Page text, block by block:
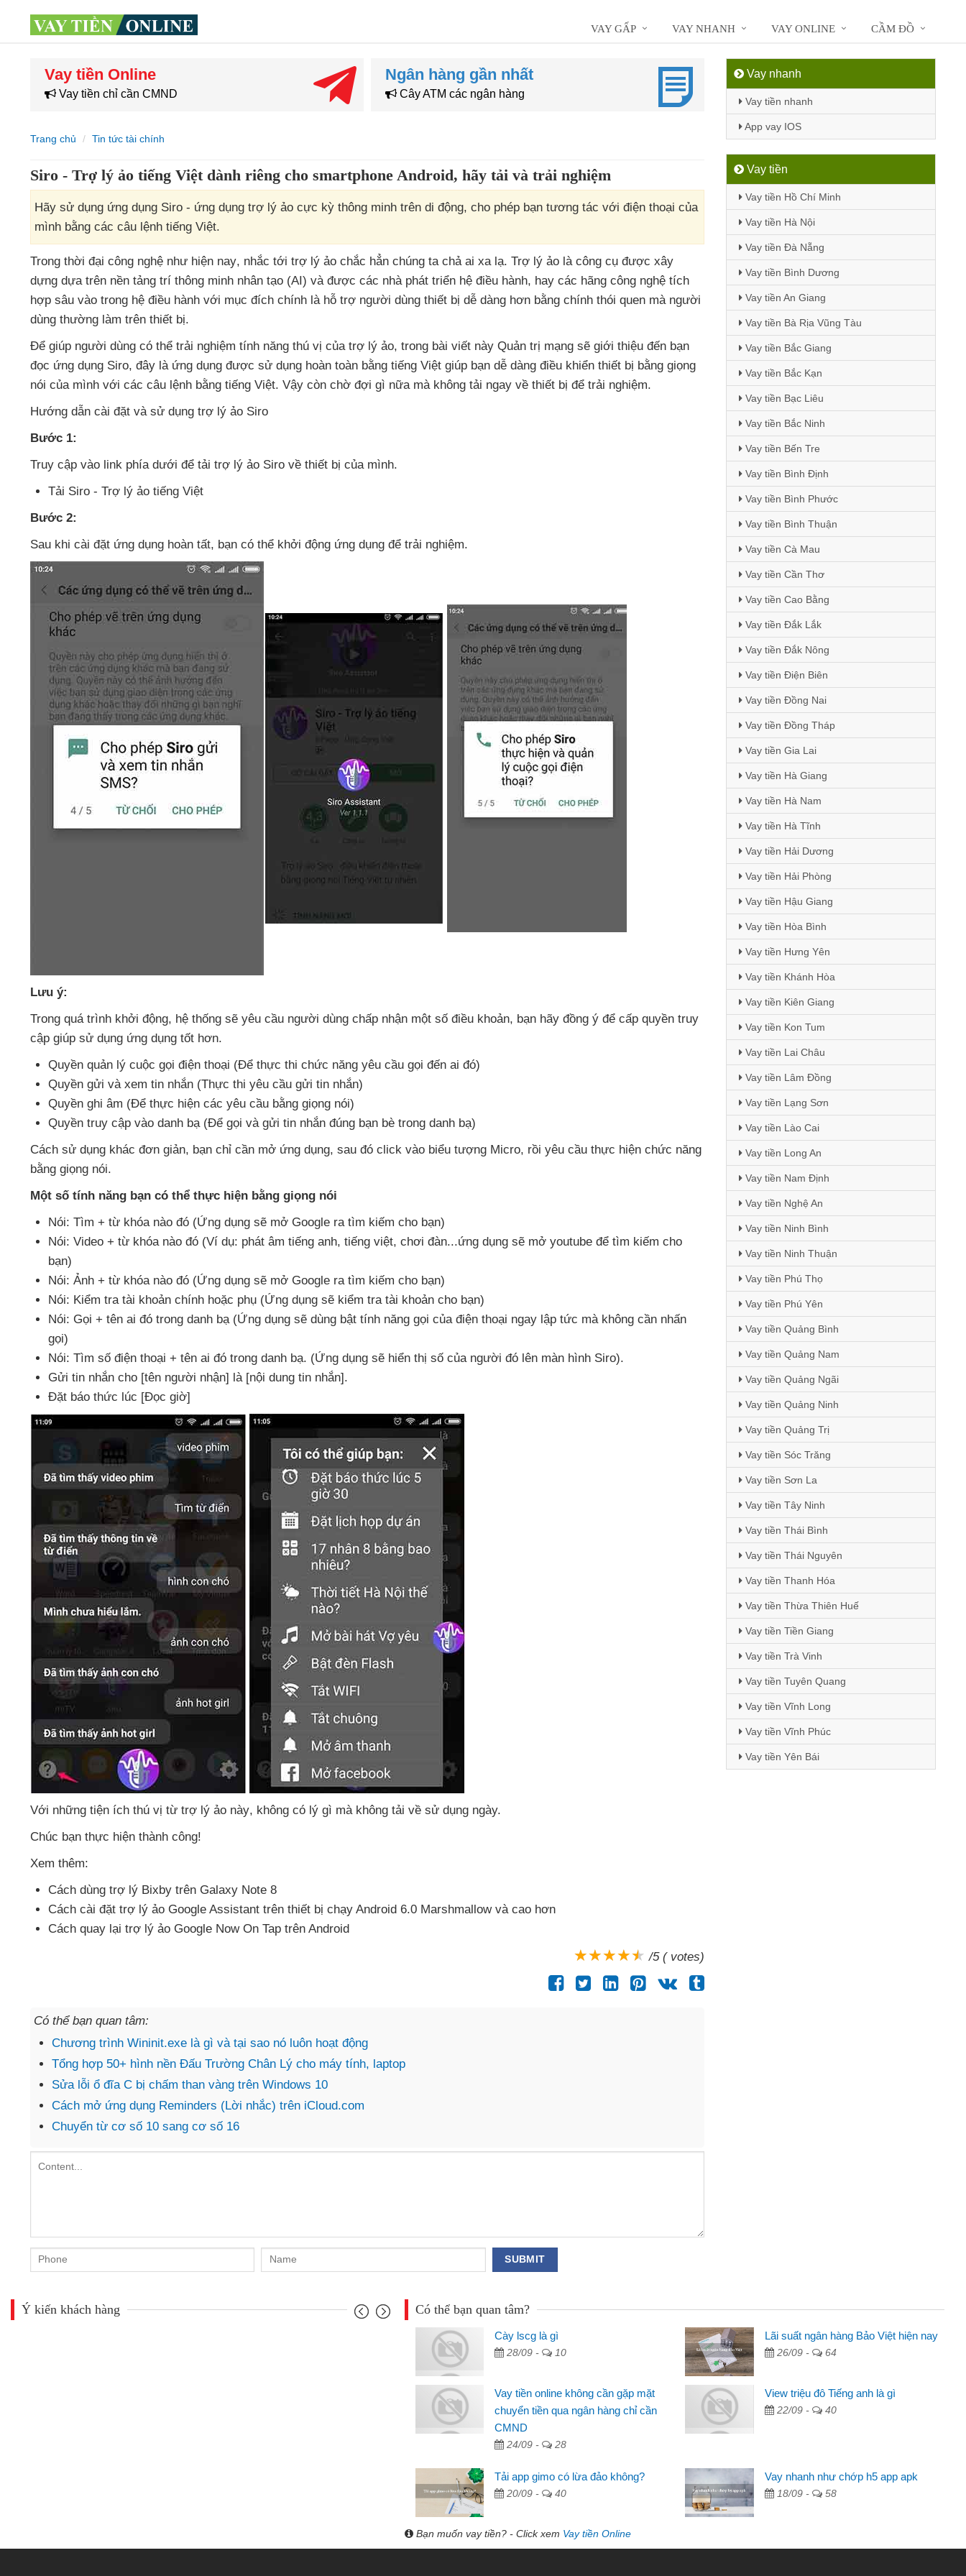
Vay tiền Online
Vay tiền chỉ cần CMND
Ngân hàng gần nhất
Cây ATM các ngân hàng
Trang chủ Tin tức tài chính
Siro - Trợ lý ảo tiếng Việt dành riêng cho smartphone Android, hãy tải và trải nghiệm
Hãy sử dụng ứng dụng Siro - ứng dụng trợ lý ảo cực kỳ thông minh trên di động, cho phép bạn tương tác với điện thoại của
mình bằng các câu lệnh tiếng Việt.
Trong thời đại công nghệ như hiện nay, nhắc tới trợ lý ảo chắc hẳn chúng ta chả ai xa lạ. Trợ lý ảo là công cụ được xây
dựng dựa trên nền tảng trí thông minh nhân tạo (AI) và được các nhà phát triển hệ điều hành, hay các hãng công nghệ tích
hợp sâu vào trong hệ điều hành với mục đích chính là hỗ trợ người dùng thiết bị dễ dàng hơn bằng chính thói quen mà người
dùng thường làm trên thiết bị.
Để giúp người dùng có thể trải nghiệm tính năng thú vị của trợ lý ảo, trong bài viết này Quản trị mạng sẽ giới thiệu đến bạn
đọc ứng dụng Siro, đây là ứng dụng được sử dụng hoàn toàn bằng tiếng Việt giúp bạn dễ dàng điều khiển thiết bị bằng giọng
nói của mình với các câu lệnh bằng tiếng Việt. Vậy còn chờ đợi gì nữa mà không tải ngay về thiết bị để trải nghiệm.
Hướng dẫn cài đặt và sử dụng trợ lý ảo Siro
Bước 1:
Truy cập vào link phía dưới để tải trợ lý ảo Siro về thiết bị của mình.
Tải Siro - Trợ lý ảo tiếng Việt
Bước 2:
Sau khi cài đặt ứng dụng hoàn tất, bạn có thể khởi động ứng dụng để trải nghiệm.
Lưu ý:
Trong quá trình khởi động, hệ thống sẽ yêu cầu người dùng chấp nhận một số điều khoản, bạn hãy đồng ý để cấp quyền truy
cập giúp sử dụng ứng dụng tốt hơn.
Quyền quản lý cuộc gọi điện thoại (Để thực thi chức năng yêu cầu gọi đến ai đó)
Quyền gửi và xem tin nhắn (Thực thi yêu cầu gửi tin nhắn)
Quyền ghi âm (Để thực hiện các yêu cầu bằng giọng nói)
Quyền truy cập vào danh bạ (Để gọi và gửi tin nhắn đúng bạn bè trong danh bạ)
Cách sử dụng khác đơn giản, bạn chỉ cần mở ứng dụng, sau đó click vào biểu tượng Micro, rồi yêu cầu thực hiện chức năng
bằng giọng nói.
Một số tính năng bạn có thể thực hiện bằng giọng nói
Nói: Tìm + từ khóa nào đó (Ứng dụng sẽ mở Google ra tìm kiếm cho bạn)
Nói: Video + từ khóa nào đó (Ví dụ: phát âm tiếng anh, tiếng việt, chơi đàn...ứng dụng sẽ mở youtube để tìm kiếm cho
bạn)
Nói: Ảnh + từ khóa nào đó (Ứng dụng sẽ mở Google ra tìm kiếm cho bạn)
Nói: Kiểm tra tài khoản chính hoặc phụ (Ứng dụng sẽ kiểm tra tài khoản cho bạn)
Nói: Gọi + tên ai đó trong danh bạ (Ứng dụng sẽ dùng bật tính năng gọi của điện thoại ngay lập tức mà không cần nhấn
gọi)
Nói: Tìm số điện thoại + tên ai đó trong danh bạ. (Ứng dụng sẽ hiển thị số của người đó lên màn hình Siro).
Gửi tin nhắn cho [tên người nhận] là [nội dung tin nhắn].
Đặt báo thức lúc [Đọc giờ]
Với những tiện ích thú vị từ trợ lý ảo này, không có lý gì mà không tải về sử dụng ngày.
Chúc bạn thực hiện thành công!
Xem thêm:
Cách dùng trợ lý Bixby trên Galaxy Note 8
Cách cài đặt trợ lý ảo Google Assistant trên thiết bị chạy Android 6.0 Marshmallow và cao hơn
Cách quay lại trợ lý ảo Google Now On Tap trên Android
/5 ( votes)
Có thể bạn quan tâm:
Chương trình Wininit.exe là gì và tại sao nó luôn hoạt động
Tổng hợp 50+ hình nền Đấu Trường Chân Lý cho máy tính, laptop
Sửa lỗi ổ đĩa C bị chấm than vàng trên Windows 10
Cách mở ứng dụng Reminders (Lời nhắc) trên iCloud.com
Chuyển từ cơ số 10 sang cơ số 16
Vay nhanh
Vay tiền nhanh
App vay IOS
Vay tiền
Vay tiền Hồ Chí Minh
Vay tiền Hà Nội
Vay tiền Đà Nẵng
Vay tiền Bình Dương
Vay tiền An Giang
Vay tiền Bà Rịa Vũng Tàu
Vay tiền Bắc Giang
Vay tiền Bắc Kạn
Vay tiền Bạc Liêu
Vay tiền Bắc Ninh
Vay tiền Bến Tre
Vay tiền Bình Định
Vay tiền Bình Phước
Vay tiền Bình Thuận
Vay tiền Cà Mau
Vay tiền Cần Thơ
Vay tiền Cao Bằng
Vay tiền Đắk Lắk
Vay tiền Đắk Nông
Vay tiền Điện Biên
Vay tiền Đồng Nai
Vay tiền Đồng Tháp
Vay tiền Gia Lai
Vay tiền Hà Giang
Vay tiền Hà Nam
Vay tiền Hà Tĩnh
Vay tiền Hải Dương
Vay tiền Hải Phòng
Vay tiền Hậu Giang
Vay tiền Hòa Bình
Vay tiền Hưng Yên
Vay tiền Khánh Hòa
Vay tiền Kiên Giang
Vay tiền Kon Tum
Vay tiền Lai Châu
Vay tiền Lâm Đồng
Vay tiền Lạng Sơn
Vay tiền Lào Cai
Vay tiền Long An
Vay tiền Nam Định
Vay tiền Nghệ An
Vay tiền Ninh Bình
Vay tiền Ninh Thuận
Vay tiền Phú Thọ
Vay tiền Phú Yên
Vay tiền Quảng Bình
Vay tiền Quảng Nam
Vay tiền Quảng Ngãi
Vay tiền Quảng Ninh
Vay tiền Quảng Trị
Vay tiền Sóc Trăng
Vay tiền Sơn La
Vay tiền Tây Ninh
Vay tiền Thái Bình
Vay tiền Thái Nguyên
Vay tiền Thanh Hóa
Vay tiền Thừa Thiên Huế
Vay tiền Tiền Giang
Vay tiền Trà Vinh
Vay tiền Tuyên Quang
Vay tiền Vĩnh Long
Vay tiền Vĩnh Phúc
Vay tiền Yên Bái
VAY GẤP VAY NHANH VAY ONLINE CẦM ĐỒ
Ý kiến khách hàng Có thể bạn quan tâm?
Cày lscg là gì
28/09 - 10
Lãi suất ngân hàng Bảo Việt hiện nay
26/09 - 64
Vay tiền online không cần gặp mặt
chuyển tiền qua ngân hàng chỉ cần
CMND
24/09 - 28
View triệu đô Tiếng anh là gì
22/09 - 40
Tải app gimo có lừa đảo không?
20/09 - 40
Vay nhanh như chớp h5 app apk
18/09 - 58
Bạn muốn vay tiền? - Click xem Vay tiền Online